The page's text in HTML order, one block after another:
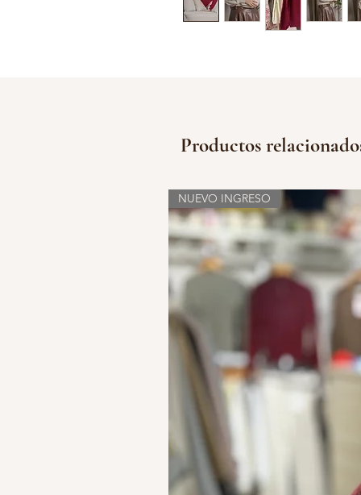
Productos
NUEVO INGRESO